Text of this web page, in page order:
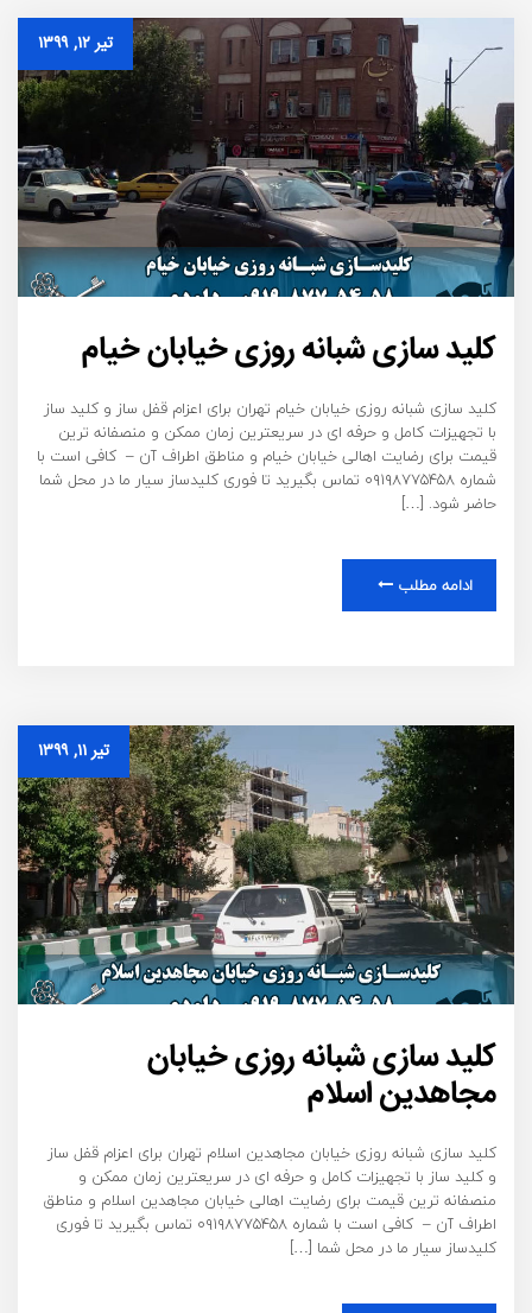
تیر ۱۲, ۱۳۹۹
کلید سازی شبانه روزی خیابان خیام
کلید سازی شبانه روزی خیابان خیام تهران برای اعزام قفل ساز و کلید ساز
با تجهیزات کامل و حرفه ای در سریعترین زمان ممکن و منصفانه ترین
قیمت برای رضایت اهالی خیابان خیام و مناطق اطراف آن – کافی است با
شماره ۰۹۱۹۸۷۷۵۴۵۸ تماس بگیرید تا فوری کلیدساز سیار ما در محل شما
حاضر شود. […]
ادامه مطلب
تیر ۱۱, ۱۳۹۹
کلید سازی شبانه روزی خیابان
مجاهدین اسلام
کلید سازی شبانه روزی خیابان مجاهدین اسلام تهران برای اعزام قفل ساز
و کلید ساز با تجهیزات کامل و حرفه ای در سریعترین زمان ممکن و
منصفانه ترین قیمت برای رضایت اهالی خیابان مجاهدین اسلام و مناطق
اطراف آن – کافی است با شماره ۰۹۱۹۸۷۷۵۴۵۸ تماس بگیرید تا فوری
کلیدساز سیار ما در محل شما […]